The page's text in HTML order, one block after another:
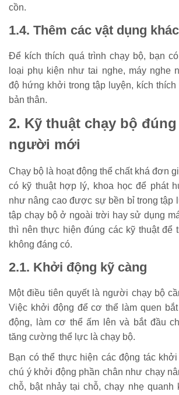
cồn.
1.4. Thêm các vật dụng khác
Để kích thích quá trình chạy bộ, bạn
loại phụ kiện như tai nghe, máy nghe
độ hứng khởi trong tập luyện, kích
bản thân.
2. Kỹ thuật chạy bộ
người mới
Chạy bộ là hoạt động thể chất khá đơn
có kỹ thuật hợp lý, khoa học để phát
như nâng cao được sự bền bỉ trong tập
tập chạy bộ ở ngoài trời hay sử dụng
thì nên thực hiện đúng các kỹ thuật để
không đáng có.
2.1. Khởi động kỹ càng
Một điều tiên quyết là người chạy bộ
Việc khởi động để cơ thể làm quen
động, làm cơ thể ấm lên và bắt đầu
tăng cường thể lực là chạy bộ.
Bạn có thể thực hiện các động tác
chú ý khởi động phần chân như chạy
chỗ, bật nhảy tại chỗ, chạy nhẹ quanh